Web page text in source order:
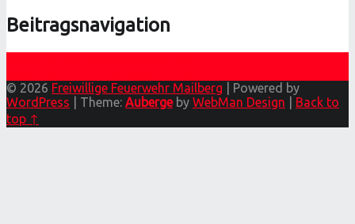
Beitragsnavigation
© 2026 Freiwillige Feuerwehr Mailberg
Powered by
WordPress
Theme: Aubergeby WebMan Design
Back to
top ↑